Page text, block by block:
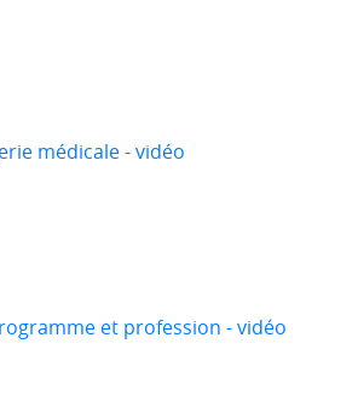
médicale - vidéo
et profession - vidéo